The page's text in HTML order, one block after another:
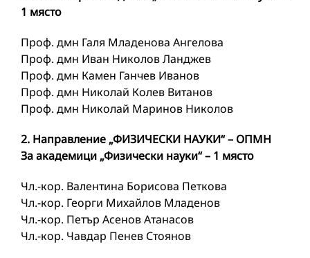
1 място
Проф. дмн Галя Младенова Ангелова
Проф. дмн Иван Николов Ланджев
Проф. дмн Камен Ганчев Иванов
Проф. дмн Николай Колев Витанов
Проф. дмн Николай Маринов Николов
2. Направление „ФИЗИЧЕСКИ НАУКИ“ – ОПМН
За академици „Физически науки“ – 1 място
Чл.-кор. Валентина Борисова Петкова
Чл.-кор. Георги Михайлов Младенов
Чл.-кор. Петър Асенов Атанасов
Чл.-кор. Чавдар Пенев Стоянов